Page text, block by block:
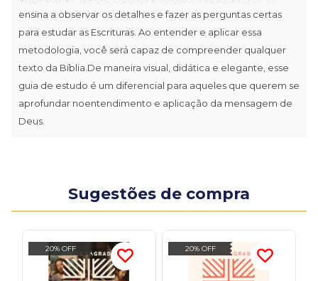
ensina a observar os detalhes e fazer as perguntas certas
para estudar as Escrituras. Ao entender e aplicar essa
metodologia, você será capaz de compreender qualquer
texto da Bíblia.De maneira visual, didática e elegante, esse
guia de estudo é um diferencial para aqueles que querem se
aprofundar noentendimento e aplicação da mensagem de
Deus.
Sugestões de compra
20% OFF 20% OFF